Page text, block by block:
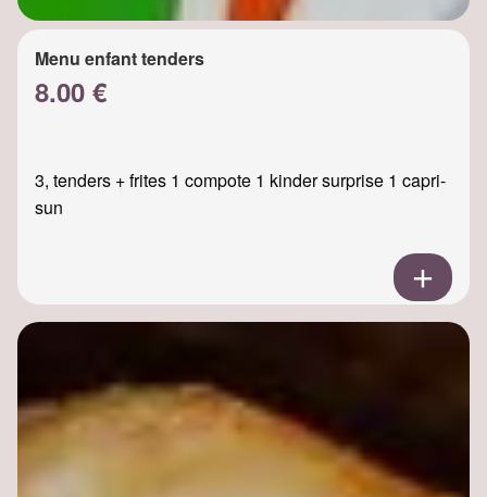
Menu enfant tenders
8.00 €
3, tenders + frites 1 compote 1 kinder surprise 1 capri-
sun